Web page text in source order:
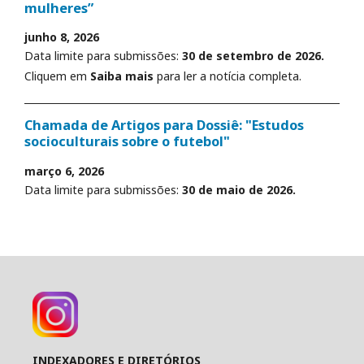
mulheres”
junho 8, 2026
Data limite para submissões: 30 de setembro de 2026.
Cliquem em Saiba mais para ler a notícia completa.
Chamada de Artigos para Dossiê: "Estudos
socioculturais sobre o futebol"
março 6, 2026
Data limite para submissões: 30 de maio de 2026.
INDEXADORES E DIRETÓRIOS